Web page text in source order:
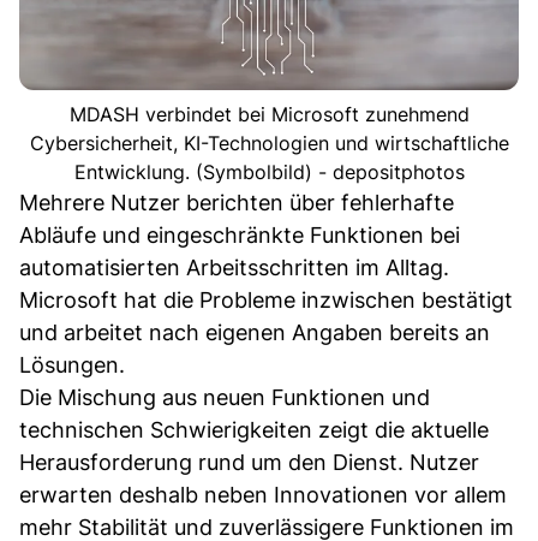
MDASH verbindet bei Microsoft zunehmend
Cybersicherheit, KI-Technologien und wirtschaftliche
Entwicklung. (Symbolbild) - depositphotos
Mehrere Nutzer berichten über fehlerhafte
Abläufe und eingeschränkte Funktionen bei
automatisierten Arbeitsschritten im Alltag.
Microsoft hat die Probleme inzwischen bestätigt
und arbeitet nach eigenen Angaben bereits an
Lösungen.
Die Mischung aus neuen Funktionen und
technischen Schwierigkeiten zeigt die aktuelle
Herausforderung rund um den Dienst. Nutzer
erwarten deshalb neben Innovationen vor allem
mehr Stabilität und zuverlässigere Funktionen im